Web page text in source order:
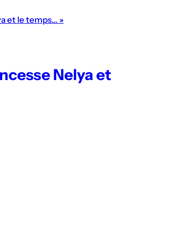
Nelya et